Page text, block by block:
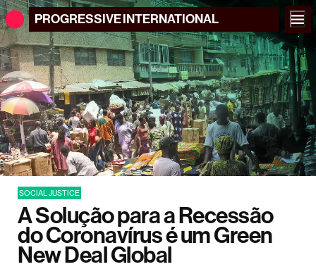
PROGRESSIVEINTERNATIONAL
SOCIAL JUSTICE
A Solução para a Recessão
do Coronavírus é um Green
New Deal Global